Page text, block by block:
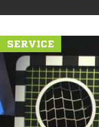
SERVICE